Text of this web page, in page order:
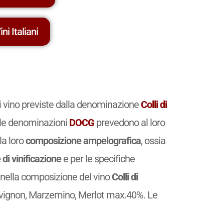
Italiani
vino previste dalla denominazioneColli di
denominazioni DOCG prevedono al loro
lorocomposizione ampelografica, ossia
di vinificazionee per le specifiche
composizione del vinoColli di
Marzemino, Merlot max.40%. Le